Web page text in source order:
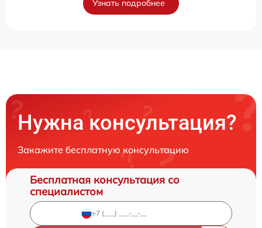
Узнать подробнее
Нужна консультация?
Закажите бесплатную консультацию
Бесплатная консультация со
специалистом